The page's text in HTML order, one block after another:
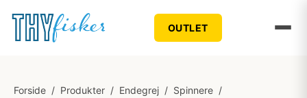
OUTLET
Forside / Produkter / Endegrej / Spinnere /